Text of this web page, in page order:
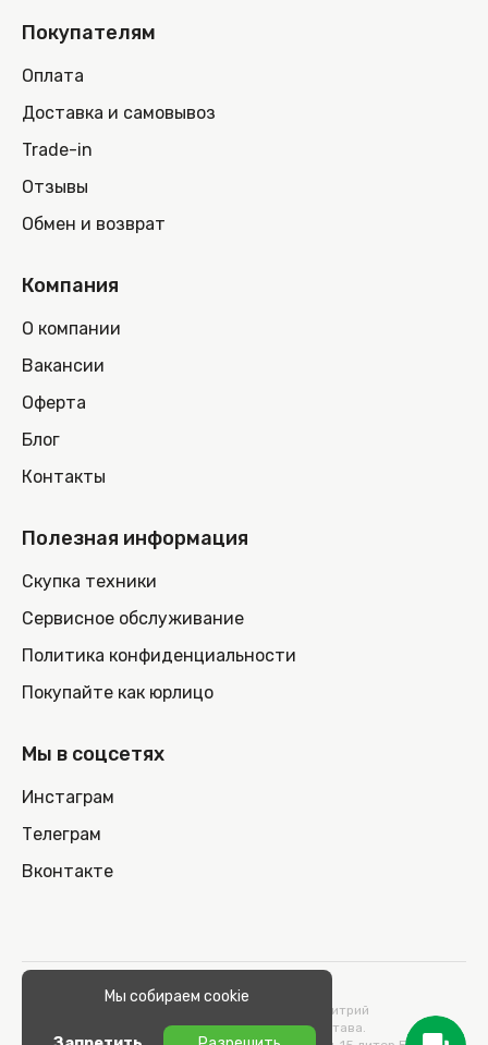
Покупателям
Оплата
Доставка и самовывоз
Trade-in
Отзывы
Обмен и возврат
Компания
О компании
Вакансии
Оферта
Блог
Контакты
Полезная информация
Скупка техники
Сервисное обслуживание
Политика конфиденциальности
Покупайте как юрлицо
Мы в соцсетях
Инстаграм
Телеграм
Вконтакте
© 2026 100nout.by,
ООО «СТОНОУТБУКОВ» Директор Метельский Дмитрий
Константинович, действующий на основании Устава.
Мы собираем cookie